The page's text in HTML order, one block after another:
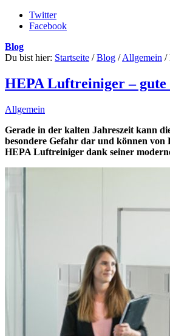
Twitter
Facebook
Blog
Du bist hier: Startseite / Blog / Allgemein /
HEPA Luftreiniger –
Allgemein
Gerade in der kalten Jahreszeit kann
besondere Gefahr dar und können von
HEPA Luftreiniger dank seiner